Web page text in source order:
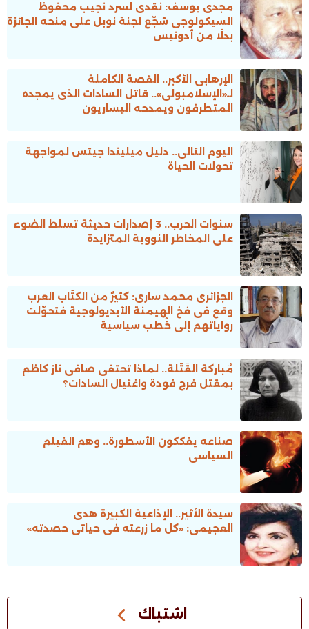
مجدى يوسف: نقدى لسرد نجيب محفوظ
السيكولوجى شجّع لجنة نوبل على منحه الجائزة
بدلًا من أدونيس
الإرهابى الأكبر.. القصة الكاملة
لـ«الإسلامبولى».. قاتل السادات الذى يمجده
المتطرفون ويمدحه اليساريون
اليوم التالى.. دليل ميليندا جيتس لمواجهة
تحولات الحياة
سنوات الحرب.. 3 إصدارات حديثة تسلط الضوء
على المخاطر النووية المتزايدة
الجزائرى محمد سارى: كثيرٌ من الكتّاب العرب
وقع فى فخ الهيمنة الأيديولوجية فتحوّلت
رواياتهم إلى خُطب سياسية
مُباركة القَتَلة.. لماذا تحتفى صافى ناز كاظم
بمقتل فرج فودة واغتيال السادات؟
صناعه يفككون الأسطورة.. وهم الفيلم
السياسى
سيدة الأثير.. الإذاعية الكبيرة هدى
العجيمى: «كل ما زرعته فى حياتى حصدته»
اشتباك